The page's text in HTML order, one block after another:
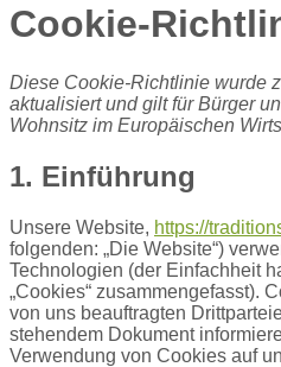
Cookie-
Diese Cookie-Richtlinie wurde
aktualisiert und gilt für Bürger
Wohnsitz im Europäischen
1. Einführung
Unsere Website, https://
folgenden: „Die Website“)
Technologien (der Einfachheit
„Cookies“ zusammengefasst).
von uns beauftragten
stehendem Dokument
Verwendung von Cookies auf